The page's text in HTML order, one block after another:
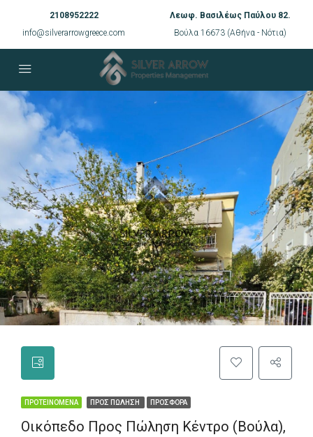
2108952222
info@silverarrowgreece.com
Λεωφ. Βασιλέως Παύλου 82.
Βούλα 16673 (Αθήνα - Νότια)
ΠΡΟΤΕΙΝΌΜΕΝΑ ΠΡΟΣ ΠΏΛΗΣΗ ΠΡΟΣΦΟΡΆ
Οικόπεδο Προς Πώληση Κέντρο (Βούλα),